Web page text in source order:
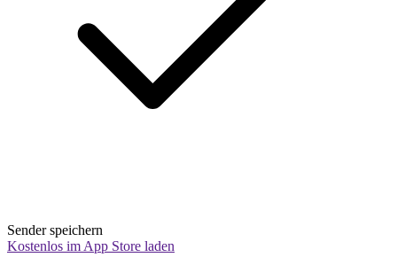
Sender speichern
Kostenlos im App Store laden